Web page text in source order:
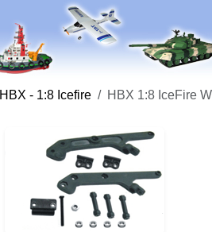
HBX - 1:8 Icefire HBX 1:8 IceFire